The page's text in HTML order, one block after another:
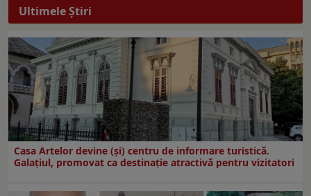
Ultimele Ştiri
Casa Artelor devine (şi) centru de informare turistică.
Galaţiul, promovat ca destinaţie atractivă pentru vizitatori